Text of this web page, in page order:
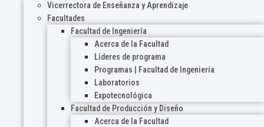
Vicerrectora de Enseñanza y Aprendizaje
Facultades
Facultad de Ingeniería
Acerca de la Facultad
Líderes de programa
Programas | Facultad de Ingeniería
Laboratorios
Expotecnológica
Facultad de Producción y Diseño
Acerca de la Facultad